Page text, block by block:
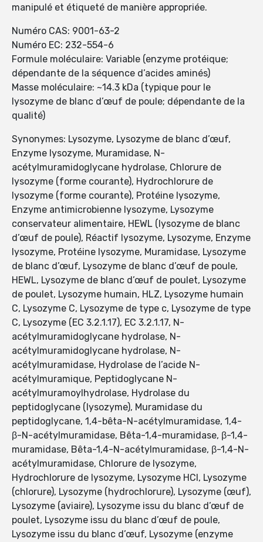
manipulé et étiqueté de manière appropriée.
Numéro CAS: 9001-63-2
Numéro EC: 232-554-6
Formule moléculaire: Variable (enzyme protéique;
dépendante de la séquence d’acides aminés)
Masse moléculaire: ~14.3 kDa (typique pour le
lysozyme de blanc d’œuf de poule; dépendante de la
qualité)
Synonymes: Lysozyme, Lysozyme de blanc d’œuf,
Enzyme lysozyme, Muramidase, N-
acétylmuramidoglycane hydrolase, Chlorure de
lysozyme (forme courante), Hydrochlorure de
lysozyme (forme courante), Protéine lysozyme,
Enzyme antimicrobienne lysozyme, Lysozyme
conservateur alimentaire, HEWL (lysozyme de blanc
d’œuf de poule), Réactif lysozyme, Lysozyme, Enzyme
lysozyme, Protéine lysozyme, Muramidase, Lysozyme
de blanc d’œuf, Lysozyme de blanc d’œuf de poule,
HEWL, Lysozyme de blanc d’œuf de poulet, Lysozyme
de poulet, Lysozyme humain, HLZ, Lysozyme humain
C, Lysozyme C, Lysozyme de type c, Lysozyme de type
C, Lysozyme (EC 3.2.1.17), EC 3.2.1.17, N-
acétylmuramidoglycane hydrolase, N-
acétylmuramidoglycane hydrolase, N-
acétylmuramidase, Hydrolase de l’acide N-
acétylmuramique, Peptidoglycane N-
acétylmuramoylhydrolase, Hydrolase du
peptidoglycane (lysozyme), Muramidase du
peptidoglycane, 1,4-bêta-N-acétylmuramidase, 1,4-
β-N-acétylmuramidase, Bêta-1,4-muramidase, β-1,4-
muramidase, Bêta-1,4-N-acétylmuramidase, β-1,4-N-
acétylmuramidase, Chlorure de lysozyme,
Hydrochlorure de lysozyme, Lysozyme HCl, Lysozyme
(chlorure), Lysozyme (hydrochlorure), Lysozyme (œuf),
Lysozyme (aviaire), Lysozyme issu du blanc d’œuf de
poulet, Lysozyme issu du blanc d’œuf de poule,
Lysozyme issu du blanc d’œuf, Lysozyme (enzyme